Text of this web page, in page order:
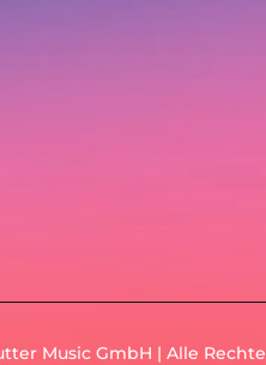
Music GmbH | Alle Rechte